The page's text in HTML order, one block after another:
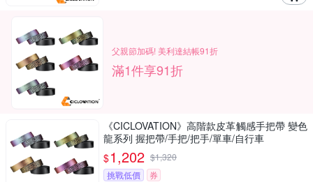
父親節加碼! 美利達結帳91折
滿1件享91折
《CICLOVATION》高階款皮革觸感手把帶 變色
龍系列 握把帶/手把/把手/單車/自行車
$1,202 $1,320
挑戰低價
券